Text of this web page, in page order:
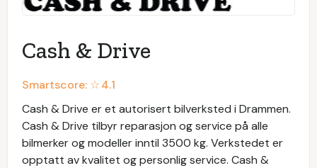
Cash & Drive
Smartscore: ☆4.1
Cash & Drive er et autorisert bilverksted i Drammen.
Cash & Drive tilbyr reparasjon og service på alle
bilmerker og modeller inntil 3500 kg. Verkstedet er
opptatt av kvalitet og personlig service. Cash &